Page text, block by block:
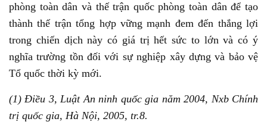
phòng toàn dân và thế trận quốc phòng toàn dân để tạo
thành thế trận tổng hợp vững mạnh đem đến thắng lợi
trong chiến dịch này có giá trị hết sức to lớn và có ý
nghĩa trường tồn đối với sự nghiệp xây dựng và bảo vệ
Tổ quốc thời kỳ mới.
(1) Điều 3, Luật An ninh quốc gia năm 2004, Nxb Chính
trị quốc gia, Hà Nội, 2005, tr.8.